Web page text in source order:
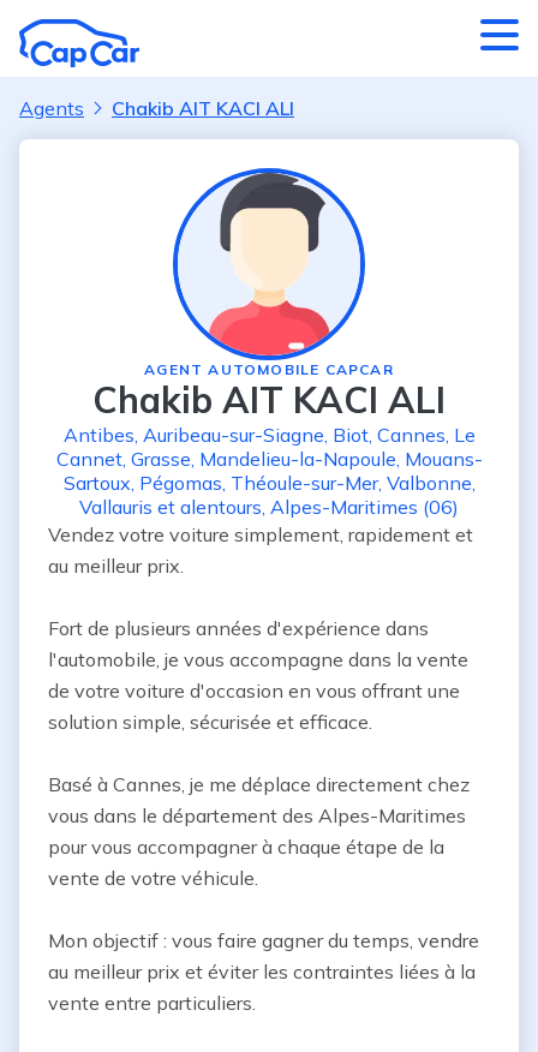
Agents Chakib AIT KACI ALI
AGENT AUTOMOBILE CAPCAR
Chakib AIT KACI ALI
Antibes, Auribeau-sur-Siagne, Biot, Cannes, Le
Cannet, Grasse, Mandelieu-la-Napoule, Mouans-
Sartoux, Pégomas, Théoule-sur-Mer, Valbonne,
Vallauris et alentours, Alpes-Maritimes (06)
Vendez votre voiture simplement, rapidement et
au meilleur prix.
Fort de plusieurs années d'expérience dans
l'automobile, je vous accompagne dans la vente
de votre voiture d'occasion en vous offrant une
solution simple, sécurisée et efficace.
Basé à Cannes, je me déplace directement chez
vous dans le département des Alpes-Maritimes
pour vous accompagner à chaque étape de la
vente de votre véhicule.
Mon objectif : vous faire gagner du temps, vendre
au meilleur prix et éviter les contraintes liées à la
vente entre particuliers.